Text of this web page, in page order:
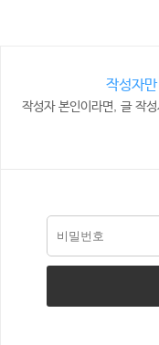
작성자
작성자 본인이라면, 글 작